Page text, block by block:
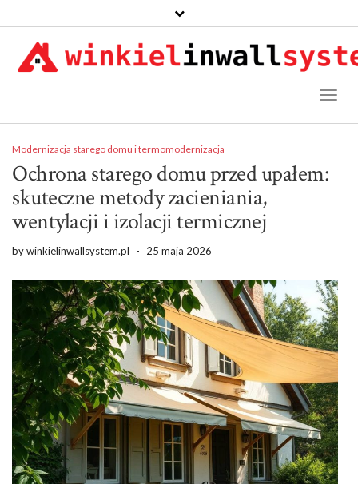
Modernizacja starego domu i termomodernizacja
Ochrona starego domu przed upałem:
skuteczne metody zacieniania,
wentylacji i izolacji termicznej
bywinkielinwallsystem.pl - 25 maja 2026